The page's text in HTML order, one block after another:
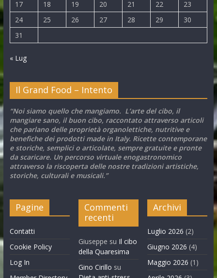
17 18 19 20 21 22
23
24
25 26 27 28 29
30
31
« Lug
Il Grand Food – Intento
“Noi siamo quello che mangiamo. L’arte del cibo, il
mangiare sano, il buon cibo, raccontato attraverso articoli
che parlano delle proprietà organolettiche, nutritive e
benefiche dei prodotti made in Italy. Ricette contemporane
e storiche, semplici o articolate, sempre gratuite e pronte
da scaricare. Un percorso virtuale enogastronomico
attraverso la riscoperta delle nostre tradizioni artistiche,
storiche, culturali e musicali.”
Pagine
Contatti
Cookie Policy
Log In
Commenti
recenti
Giuseppe su Il cibo
della Quaresima
Gino Cirillo su
Archivi
Luglio 2026 (2)
Giugno 2026 (4)
Maggio 2026 (1)